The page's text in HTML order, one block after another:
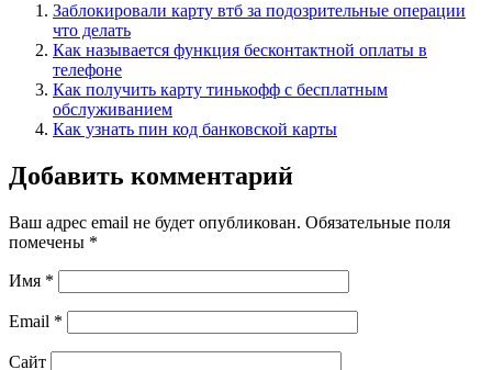
Заблокировали карту втб за подозрительные операции
что делать
Как называется функция бесконтактной оплаты в
телефоне
Как получить карту тинькофф с бесплатным
обслуживанием
Как узнать пин код банковской карты
Добавить комментарий
Ваш адрес email не будет опубликован. Обязательные поля
помечены *
Имя *
Email *
Сайт